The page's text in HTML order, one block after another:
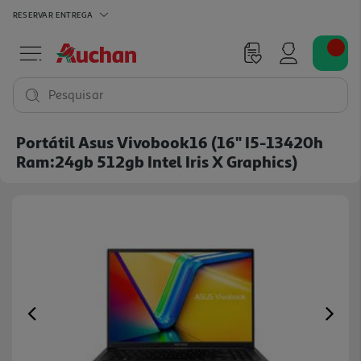
RESERVAR ENTREGA
Pesquisar
Portátil Asus Vivobook16 (16" I5-13420h
Ram:24gb 512gb Intel Iris X Graphics)
Previous